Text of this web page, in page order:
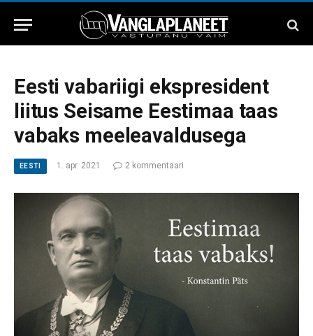
Eesti vabariigi ekspresident
liitus Seisame Eestimaa taas
vabaks meeleavaldusega
EESTI 1. apr. 2021 2 kommentaari